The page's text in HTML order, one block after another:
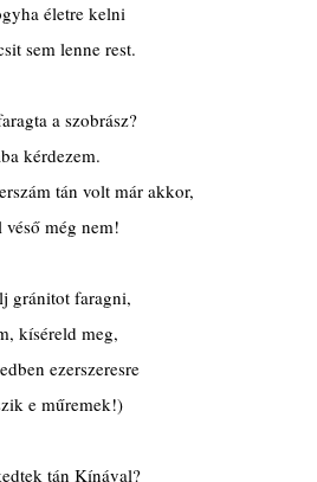
életre kelni
sem lenne rest.
a szobrász?
kérdezem.
tán volt már akkor,
véső még nem!
gránitot faragni,
kíséreld meg,
ezerszeresre
e műremek!)
tán Kínával?